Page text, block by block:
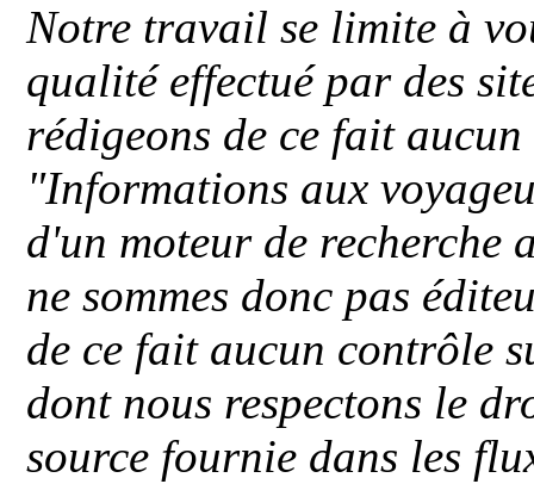
Notre travail se limite à
qualité effectué par des
rédigeons de ce fait
"Informations aux
d'un moteur de recherche
ne sommes donc pas
de ce fait aucun contrôle
dont nous respectons le
source fournie dans les